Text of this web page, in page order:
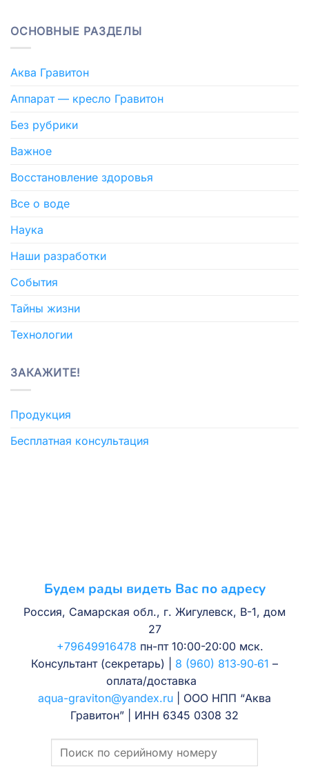
ОСНОВНЫЕ РАЗДЕЛЫ
Аква Гравитон
Аппарат — кресло Гравитон
Без рубрики
Важное
Восстановление здоровья
Все о воде
Наука
Наши разработки
События
Тайны жизни
Технологии
ЗАКАЖИТЕ!
Продукция
Бесплатная консультация
Будем рады видеть Вас по адресу
Россия, Самарская обл., г. Жигулевск, В-1, дом
27
+79649916478 пн-пт 10:00-20:00 мск.
Консультант (секретарь) | 8 (960) 813‑90‑61 –
оплата/доставка
aqua-graviton@yandex.ru | ООО НПП “Аква
Гравитон” | ИНН 6345 0308 32